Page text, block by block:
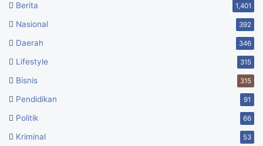
Berita 1,401
Nasional 392
Daerah 346
Lifestyle 315
Bisnis 315
Pendidikan 91
Politik 66
Kriminal 53